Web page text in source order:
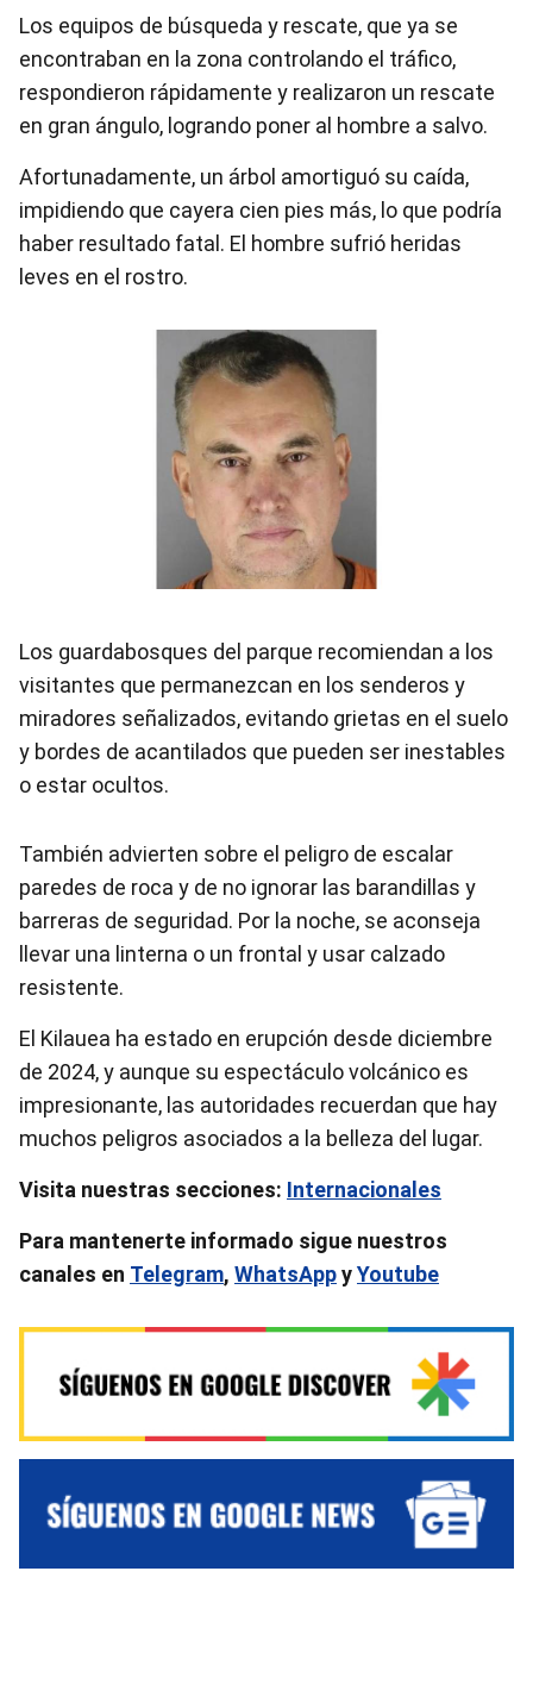
Los equipos de búsqueda y rescate, que ya se
encontraban en la zona controlando el tráfico,
respondieron rápidamente y realizaron un rescate
en gran ángulo, logrando poner al hombre a salvo.
Afortunadamente, un árbol amortiguó su caída,
impidiendo que cayera cien pies más, lo que podría
haber resultado fatal. El hombre sufrió heridas
leves en el rostro.
Los guardabosques del parque recomiendan a los
visitantes que permanezcan en los senderos y
miradores señalizados, evitando grietas en el suelo
y bordes de acantilados que pueden ser inestables
o estar ocultos.
También advierten sobre el peligro de escalar
paredes de roca y de no ignorar las barandillas y
barreras de seguridad. Por la noche, se aconseja
llevar una linterna o un frontal y usar calzado
resistente.
El Kilauea ha estado en erupción desde diciembre
de 2024, y aunque su espectáculo volcánico es
impresionante, las autoridades recuerdan que hay
muchos peligros asociados a la belleza del lugar.
Visita nuestras secciones: Internacionales
Para mantenerte informado sigue nuestros
canales en Telegram, WhatsAppyYoutube